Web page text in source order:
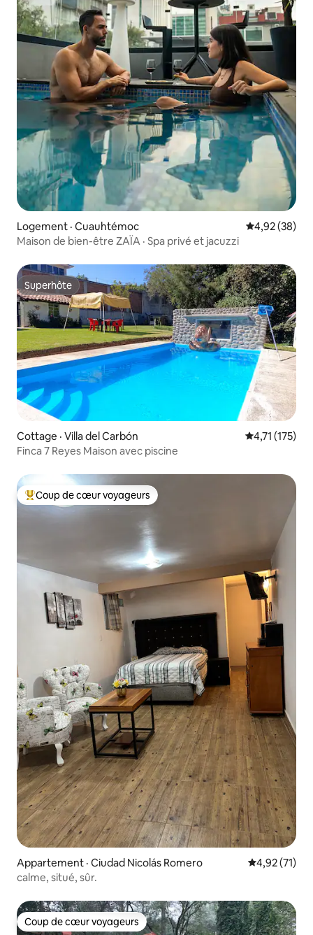
Logement · Cuauhtémoc Note
4,92 (38)
Maison de bien-être ZAÏA · Spa privé et jacuzzi
Superhôte
Superhôte
Cottage · Villa del Carbón Note
4,71 (175)
Finca 7 Reyes Maison avec piscine
Coup de cœur voyageurs parmi les plus aimés
Coup de cœur voyageurs
Appartement · Ciudad Nicolás Romero Note
4,92 (71)
calme, situé, sûr.
Coup de cœur voyageurs
Coup de cœur voyageurs